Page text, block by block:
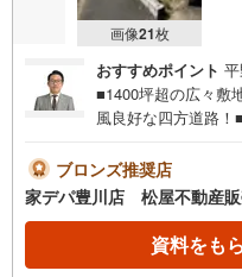
画像21枚
おすすめポイント
■1400坪超の広々敷
風良好な四方道路
ン ・国府小学校
分 ・さつき保育園
のつよみ●・豊橋市
中！三河エリア・
い。新築戸建、中
ブロンズ推奨店
家デパ豊川店 松屋不動産
資料をも